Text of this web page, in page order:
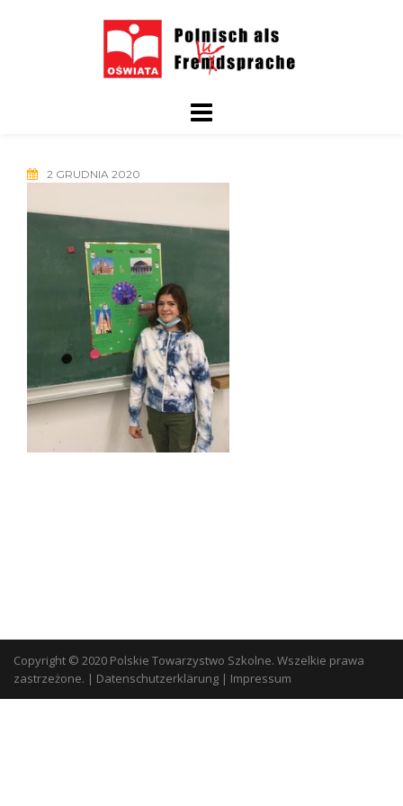
2 GRUDNIA 2020
Copyright © 2020 Polskie Towarzystwo Szkolne. Wszelkie prawa
zastrzeżone. | Datenschutzerklärung | Impressum